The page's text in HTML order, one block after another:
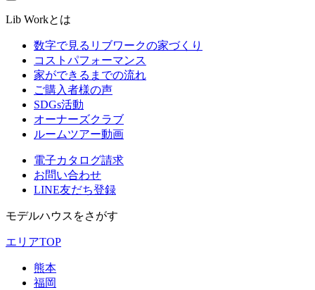
Lib Workとは
数字で見るリブワークの家づくり
コストパフォーマンス
家ができるまでの流れ
ご購入者様の声
SDGs活動
オーナーズクラブ
ルームツアー動画
電子カタログ請求
お問い合わせ
LINE友だち登録
モデルハウスをさがす
エリアTOP
熊本
福岡